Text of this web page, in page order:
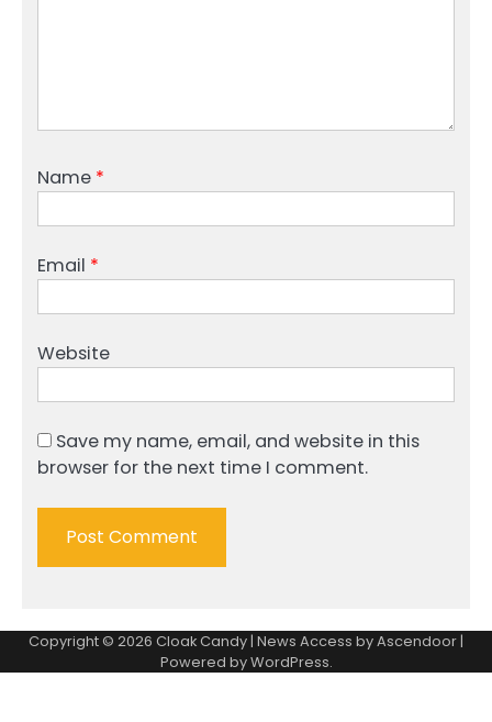
Name *
Email *
Website
Save my name, email, and website in this
browser for the next time I comment.
Copyright © 2026 Cloak Candy | News Access byAscendoor |
Powered byWordPress.